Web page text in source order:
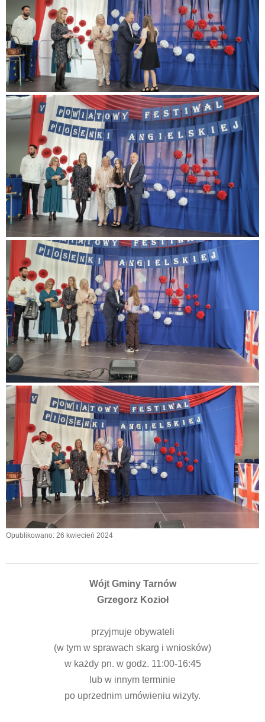
Opublikowano: 26 kwiecień 2024
Wójt Gminy Tarnów
Grzegorz Kozioł
przyjmuje obywateli
(w tym w sprawach skarg i wniosków)
w każdy pn. w godz. 11:00-16:45
lub w innym terminie
po uprzednim umówieniu wizyty.